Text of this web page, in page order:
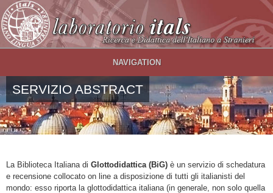
Salta al contenuto principale
NAVIGATION
SERVIZIO ABSTRACT
La Biblioteca Italiana di Glottodidattica (BiG) è un servizio di schedatura
e recensione collocato on line a disposizione di tutti gli italianisti del
mondo: esso riporta la glottodidattica italiana (in generale, non solo quella